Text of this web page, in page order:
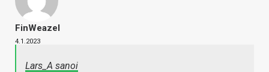
FinWeazel
4.1.2023
Lars_A sanoi